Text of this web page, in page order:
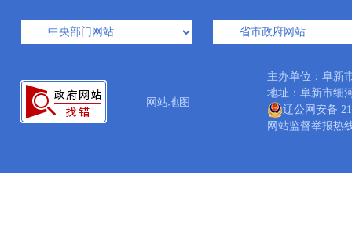
网站地图
主办单位：阜
地址：阜新市
辽公网安备
网站监督举报热